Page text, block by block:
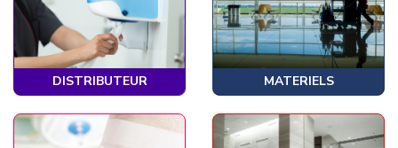
DISTRIBUTEUR MATERIELS